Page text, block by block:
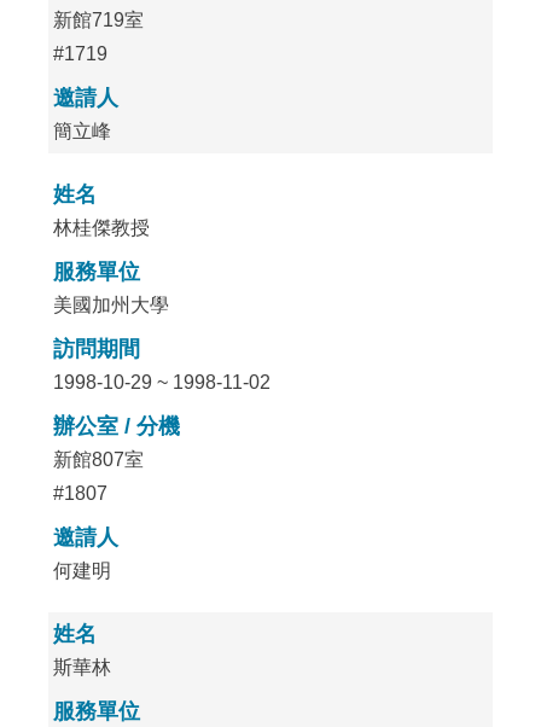
新館719室
#1719
邀請人
簡立峰
姓名
林桂傑教授
服務單位
美國加州大學
訪問期間
1998-10-29 ~ 1998-11-02
辦公室 / 分機
新館807室
#1807
邀請人
何建明
姓名
斯華林
服務單位